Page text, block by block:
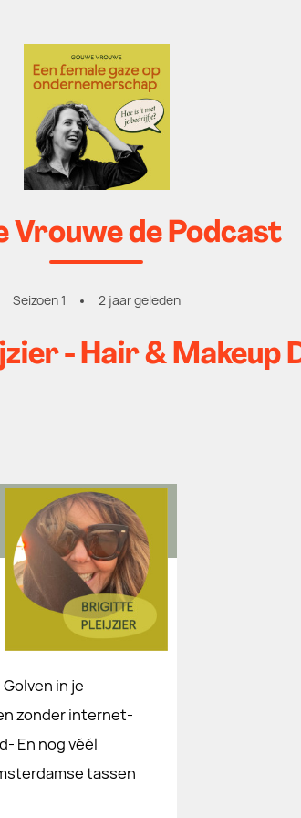
Vrouwe de Podcast
Seizoen 1 2 jaar geleden
- Hair & Makeup
in je
zonder internet-
En nog véél
tassen